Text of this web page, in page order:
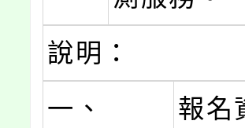
說明：
一、
報名